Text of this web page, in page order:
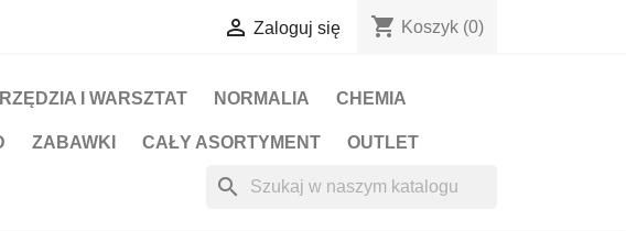
 Zaloguj się shopping_cart Koszyk (0)
I WARSZTAT NORMALIA CHEMIA
ZABAWKI CAŁY ASORTYMENT OUTLET
search